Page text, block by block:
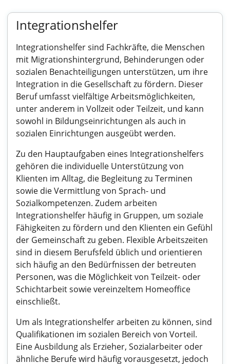
Integrationshelfer
Integrationshelfer sind Fachkräfte, die Menschen
mit Migrationshintergrund, Behinderungen oder
sozialen Benachteiligungen unterstützen, um ihre
Integration in die Gesellschaft zu fördern. Dieser
Beruf umfasst vielfältige Arbeitsmöglichkeiten,
unter anderem in Vollzeit oder Teilzeit, und kann
sowohl in Bildungseinrichtungen als auch in
sozialen Einrichtungen ausgeübt werden.
Zu den Hauptaufgaben eines Integrationshelfers
gehören die individuelle Unterstützung von
Klienten im Alltag, die Begleitung zu Terminen
sowie die Vermittlung von Sprach- und
Sozialkompetenzen. Zudem arbeiten
Integrationshelfer häufig in Gruppen, um soziale
Fähigkeiten zu fördern und den Klienten ein Gefühl
der Gemeinschaft zu geben. Flexible Arbeitszeiten
sind in diesem Berufsfeld üblich und orientieren
sich häufig an den Bedürfnissen der betreuten
Personen, was die Möglichkeit von Teilzeit- oder
Schichtarbeit sowie vereinzeltem Homeoffice
einschließt.
Um als Integrationshelfer arbeiten zu können, sind
Qualifikationen im sozialen Bereich von Vorteil.
Eine Ausbildung als Erzieher, Sozialarbeiter oder
ähnliche Berufe wird häufig vorausgesetzt, jedoch